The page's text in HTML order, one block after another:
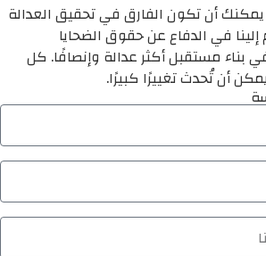
أن تكون الفارق في تحقيق العدالة
في الدفاع عن حقوق الضحايا
بناء مستقبل أكثر عدالة وإنصافًا. كل
أن تُحدث تغييرًا كبيرًا.